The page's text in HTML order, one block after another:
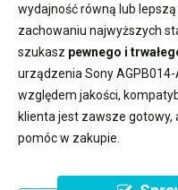
wydajność równą lub
zachowaniu najwyższych
szukasz pewnego i
urządzenia Sony AGPB014-
względem jakości,
klienta jest zawsze gotowy,
pomóc w zakupie.